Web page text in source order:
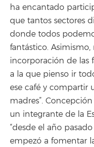
ha encantado
que tantos sectores
donde todos
fantástico.
incorporación de las
a la que pienso ir
ese café y compartir
madres”.
un integrante de la
“desde el año
empezó a fomentar